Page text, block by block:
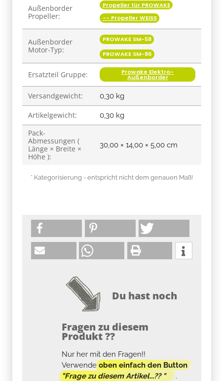
Produkteigenschaft
Wert
Außenborder
Propeller:
Propeller für PROWAKE
-- Propeller WEISS
Außenborder
Motor-Typ:
PROWAKE SM-58
PROWAKE SM-86
Ersatzteil Gruppe: Prowake Elektro-
Außenborder
Versandgewicht: 0,30 kg
Artikelgewicht: 0,30 kg
Pack-
Abmessungen (
Länge × Breite ×
Höhe ):
30,00 × 14,00 × 5,00 cm
* Kategorisierung - entspricht nicht dem genauen Maß!
Du hast noch
Fragen zu diesem
Produkt ??
Nur her mit den Fragen!!
Verwendeoben einfach den Button
"Frage zu diesem Artikel...?? "
.